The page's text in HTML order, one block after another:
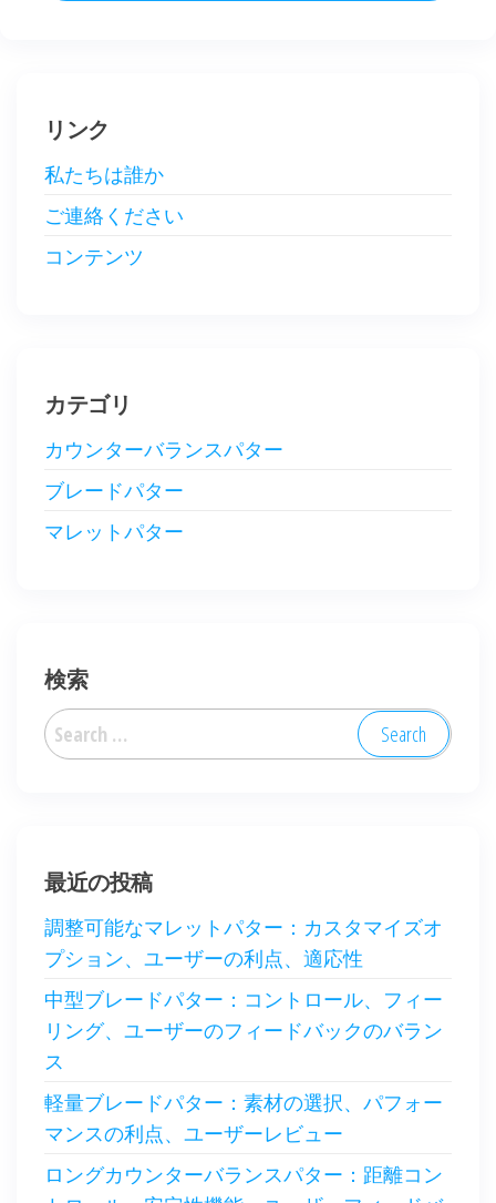
リンク
私たちは誰か
ご連絡ください
コンテンツ
カテゴリ
カウンターバランスパター
ブレードパター
マレットパター
検索
Search
for:
最近の投稿
調整可能なマレットパター：カスタマイズオ
プション、ユーザーの利点、適応性
中型ブレードパター：コントロール、フィー
リング、ユーザーのフィードバックのバラン
ス
軽量ブレードパター：素材の選択、パフォー
マンスの利点、ユーザーレビュー
ロングカウンターバランスパター：距離コン